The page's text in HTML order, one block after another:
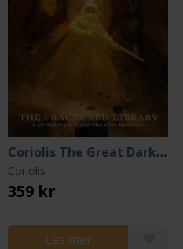
Coriolis The Great Dark: The Fractured Library & Other Tales
Coriolis
359 kr
Läs mer